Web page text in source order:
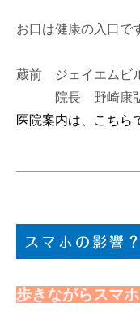
お口は健康の入口で
蔵前 ジェイエムビ
院長 野崎康
医院案内は、こちら
スマホの影響？
歩きながらスマ